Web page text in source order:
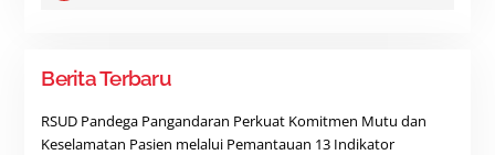
Berita Terbaru
RSUD Pandega Pangandaran Perkuat Komitmen Mutu dan
Keselamatan Pasien melalui Pemantauan 13 Indikator